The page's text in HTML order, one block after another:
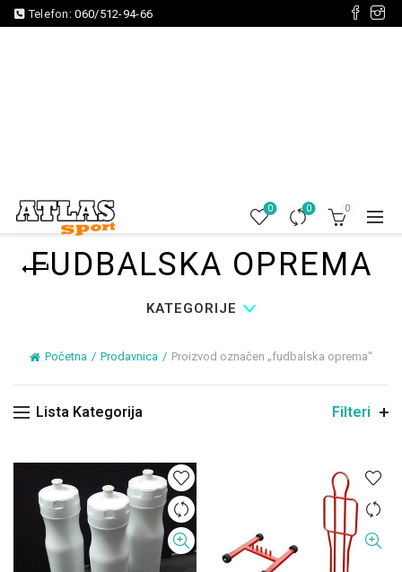
Telefon:060/512-94-66
0 0 0
FUDBALSKA OPREMA
KATEGORIJE
Početna Prodavnica Proizvod označen „fudbalska oprema“
Lista Kategorija Filteri